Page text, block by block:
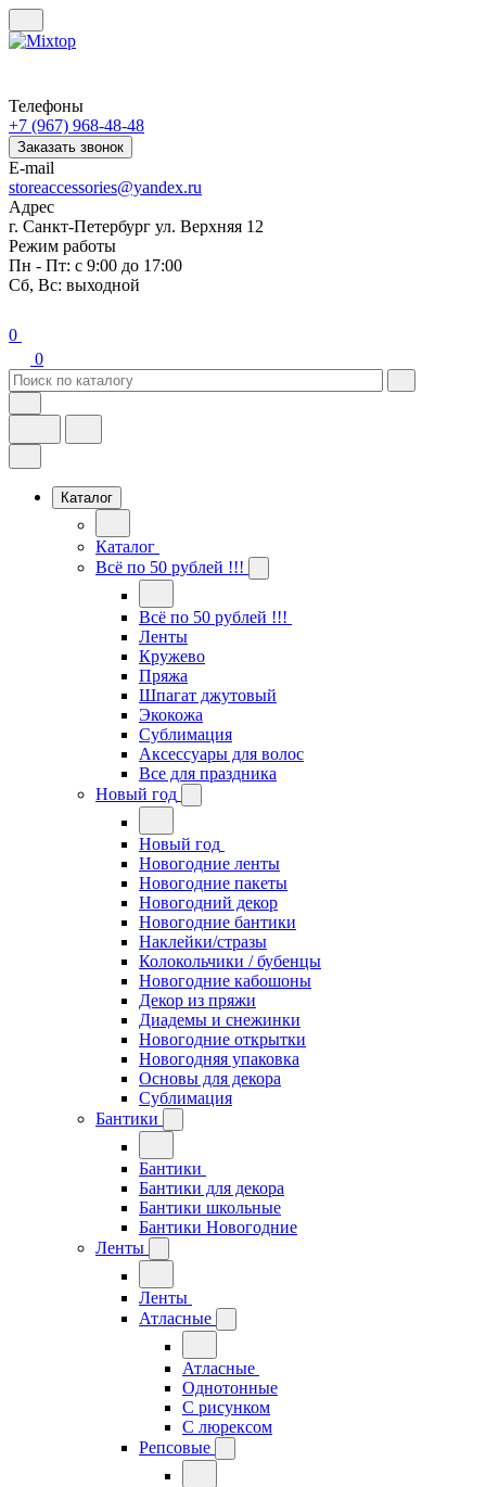
Телефоны
+7 (967) 968-48-48
Заказать звонок
E-mail
storeaccessories@yandex.ru
Адрес
г. Санкт-Петербург ул. Верхняя 12
Режим работы
Пн - Пт: с 9:00 до 17:00
Сб, Вс: выходной
0
0
Каталог
Каталог
Всё по 50 рублей !!!
Всё по 50 рублей !!!
Ленты
Кружево
Пряжа
Шпагат джутовый
Экокожа
Сублимация
Аксессуары для волос
Все для праздника
Новый год
Новый год
Новогодние ленты
Новогодние пакеты
Новогодний декор
Новогодние бантики
Наклейки/стразы
Колокольчики / бубенцы
Новогодние кабошоны
Декор из пряжи
Диадемы и снежинки
Новогодние открытки
Новогодняя упаковка
Основы для декора
Сублимация
Бантики
Бантики
Бантики для декора
Бантики школьные
Бантики Новогодние
Ленты
Ленты
Атласные
Атласные
Однотонные
С рисунком
С люрексом
Репсовые